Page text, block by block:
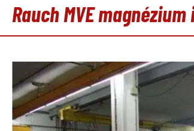
Rauch MVE
Képgaléria kihagyása